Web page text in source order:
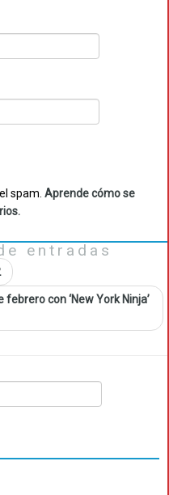
spam. Aprende cómo se
entradas
con ‘New York Ninja’